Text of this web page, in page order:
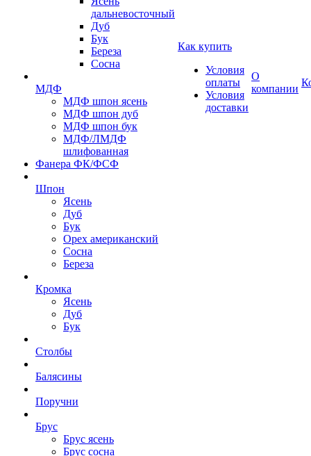
дальневосточный
Дуб
Бук
Береза
Сосна
МДФ
МДФ шпон ясень
МДФ шпон дуб
МДФ шпон бук
МДФ/ЛМДФ
шлифованная
Фанера ФК/ФСФ
Шпон
Ясень
Дуб
Бук
Орех американский
Сосна
Береза
Кромка
Ясень
Дуб
Бук
Столбы
Балясины
Поручни
Брус
Брус ясень
Брус сосна
Как купить
Условия
оплаты
Условия
доставки
О
компании